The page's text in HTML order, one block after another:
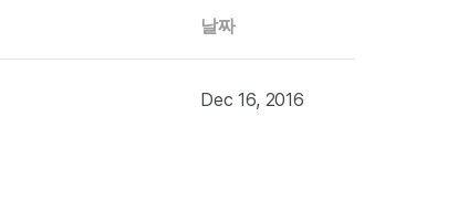
날짜
Dec 16, 2016